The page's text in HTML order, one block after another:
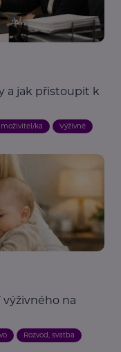
a jak přistoupit k
ka Výživné
výživného na
Rozvod, svatba